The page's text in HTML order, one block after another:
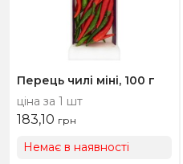
Перець чилі міні, 100 г
ціна за 1 шт
183,10 грн
Немає в наявності